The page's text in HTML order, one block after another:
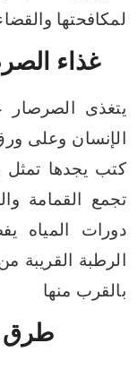
لمكافحتها
غذاء
يتغذى الصرصار
الإنسان وعلى
كتب يجدها تمثل
تجمع القمامة
دورات المياه
الرطبة القريبة
بالقرب منها
طرق